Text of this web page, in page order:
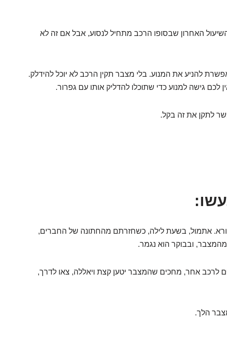
האחרון שבסופו הרכב מתחיל לנסוע, אבל אם זה לא
להניע את המנוע. בלי מצבר תקין הרכב לא יוכל להידלק.
לכם גישה למנוע כדי שתוכלו להדליק אותו עם גפרור.
לתקן את זה בקל.
אתמול, בשעת לילה, כשחזרתם מהחתונה של החברים,
ובבוקר הוא נגמר.
לרכב אחר, מחכים שהמצבר יטען קצת ויאללה, צאו לדרך,
הלך.